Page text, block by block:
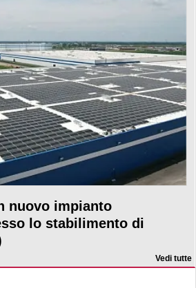
nuovo impianto
lo stabilimento di
Vedi tutte